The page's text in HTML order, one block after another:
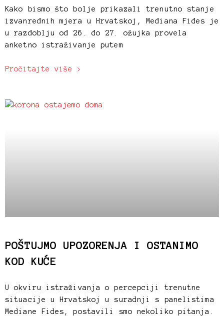
Kako bismo što bolje prikazali trenutno stanje
izvanrednih mjera u Hrvatskoj, Mediana Fides je
u razdoblju od 26. do 27. ožujka provela
anketno istraživanje putem
Pročitajte više >
POŠTUJMO UPOZORENJA I OSTANIMO
KOD KUĆE
U okviru istraživanja o percepciji trenutne
situacije u Hrvatskoj u suradnji s panelistima
Mediane Fides, postavili smo nekoliko pitanja.